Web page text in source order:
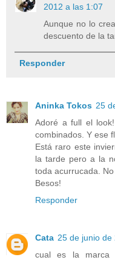
2012 a las 1:07
Aunque no lo
descuento de la
Responder
Aninka Tokos 25
Adoré a full el
combinados. Y ese
Está raro este
la tarde pero a la
toda acurrucada.
Besos!
Responder
Cata 25 de junio de
cual es la marca